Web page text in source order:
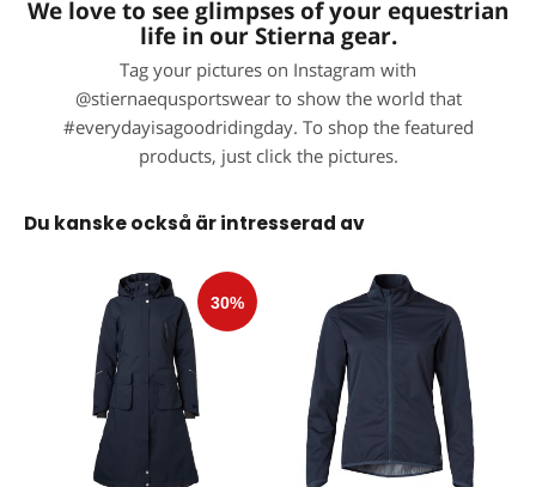
We love to see glimpses of your equestrian
life in our Stierna gear.
Tag your pictures on Instagram with
@stiernaequsportswear to show the world that
#everydayisagoodridingday. To shop the featured
products, just click the pictures.
Du kanske också är intresserad av